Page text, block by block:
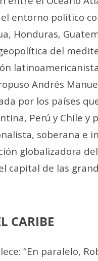
entorno político
Honduras,
del
Andrés
por los países
Perú y Chile
soberana e
globalizadora
capital de las
CARIBE
“En paralelo,